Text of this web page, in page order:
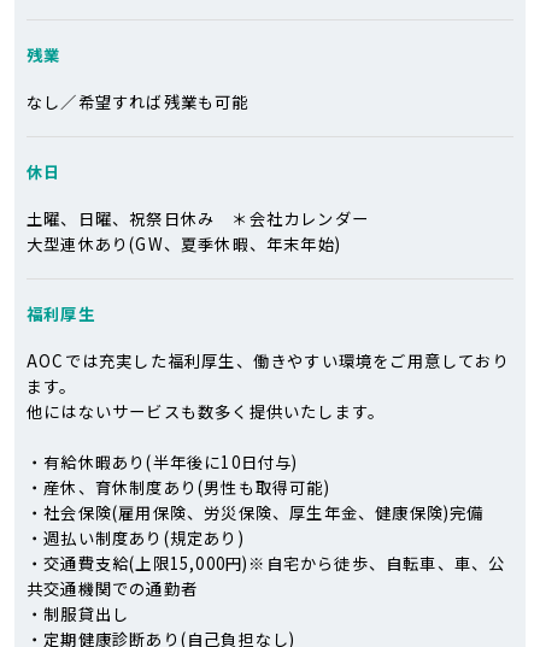
残業
なし／希望すれば残業も可能
休日
土曜、日曜、祝祭日休み ＊会社カレンダー
大型連休あり(GW、夏季休暇、年末年始)
福利厚生
AOCでは充実した福利厚生、働きやすい環境をご用意しており
ます。
他にはないサービスも数多く提供いたします。
・有給休暇あり(半年後に10日付与)
・産休、育休制度あり(男性も取得可能)
・社会保険(雇用保険、労災保険、厚生年金、健康保険)完備
・週払い制度あり(規定あり)
・交通費支給(上限15,000円)※自宅から徒歩、自転車、車、公
共交通機関での通勤者
・制服貸出し
・定期健康診断あり(自己負担なし)